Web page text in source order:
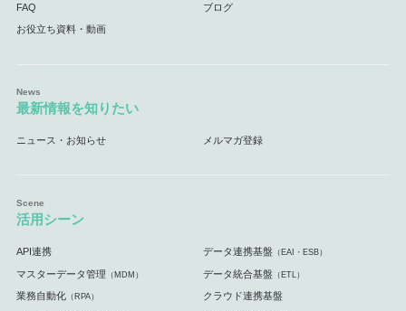
FAQ ブログ
お役立ち資料・動画
最新情報を知りたい
ニュース・お知らせ メルマガ登録
活用シーン
API連携 データ連携基盤 （EAI・ESB）
マスターデータ管理 （MDM） データ統合基盤 （ETL）
業務自動化（RPA） クラウド連携基盤